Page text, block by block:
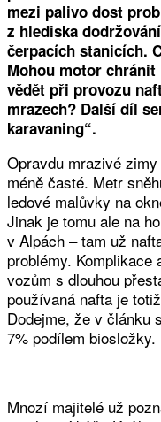
mezi palivo dost
z hlediska
čerpacích stanicích.
Mohou motor
vědět při provozu
mrazech? Další díl
karavaning“.
Opravdu mrazivé
méně časté. Metr
ledové malůvky na
Jinak je tomu ale na
v Alpách – tam už
problémy.
vozům s dlouhou
používaná nafta je
Dodejme, že v článku
7% podílem biosložky.
Mnozí majitelé už